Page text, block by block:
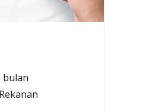
bulan